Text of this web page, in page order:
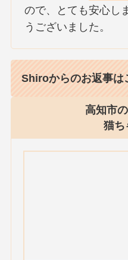
ので、とても安心し
うございました。
Shiroからのお返事は
高知市
猫ち